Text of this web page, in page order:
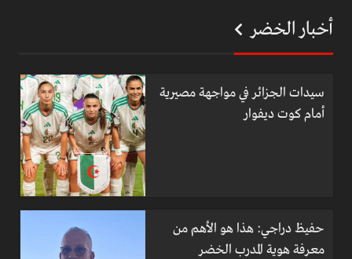
أخبار الخضر
سيدات الجزائر في مواجهة مصيرية
أمام كوت ديفوار
حفيظ دراجي: هذا هو الأهم من
معرفة هوية المدرب الخضر